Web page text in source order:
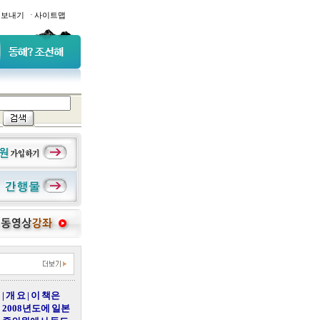
내기 · 사이트맵
| 개 요 | 이 책은
2008년도에 일본